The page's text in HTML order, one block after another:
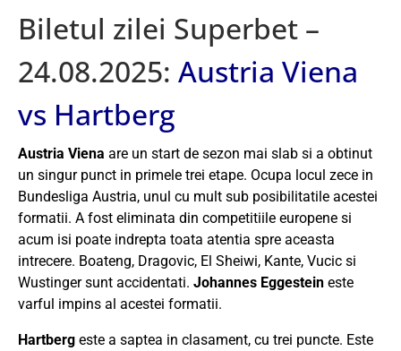
Biletul zilei Superbet –
24.08.2025: Austria Viena
vs Hartberg
Austria Viena are un start de sezon mai slab si a obtinut
un singur punct in primele trei etape. Ocupa locul zece in
Bundesliga Austria, unul cu mult sub posibilitatile acestei
formatii. A fost eliminata din competitiile europene si
acum isi poate indrepta toata atentia spre aceasta
intrecere. Boateng, Dragovic, El Sheiwi, Kante, Vucic si
Wustinger sunt accidentati. Johannes Eggestein este
varful impins al acestei formatii.
Hartberg este a saptea in clasament, cu trei puncte. Este